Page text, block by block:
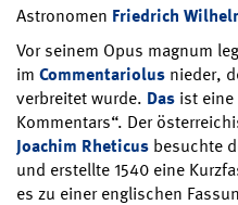
Astronomen Friedrich
Vor seinem Opus magnum
im Commentariolus nieder,
verbreitet wurde. Das ist eine
Kommentars“. Der
Joachim Rheticus besuchte
und erstellte 1540 eine
es zu einer englischen